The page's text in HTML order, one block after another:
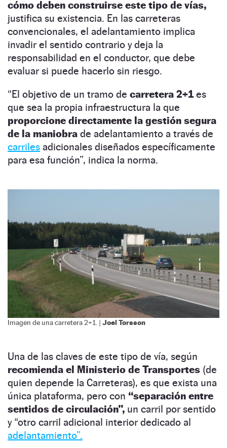
cómo deben construirse este tipo de vías,
justifica su existencia. En las carreteras
convencionales, el adelantamiento implica
invadir el sentido contrario y deja la
responsabilidad en el conductor, que debe
evaluar si puede hacerlo sin riesgo.
“El objetivo de un tramo de carretera 2+1 es
que sea la propia infraestructura la que
proporcione directamente la gestión segura
de la maniobra de adelantamiento a través de
carriles adicionales diseñados específicamente
para esa función”, indica la norma.
Imagen de una carretera 2+1. | Joel Torsson
Una de las claves de este tipo de vía, según
recomienda el Ministerio de Transportes (de
quien depende la Carreteras), es que exista una
única plataforma, pero con “separación entre
sentidos de circulación”, un carril por sentido
y “otro carril adicional interior dedicado al
adelantamiento”.